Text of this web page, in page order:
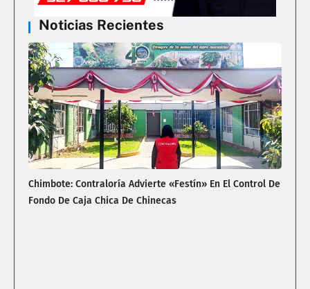
Noticias Recientes
Chimbote: Contraloría Advierte «Festín» En El Control De
Fondo De Caja Chica De Chinecas